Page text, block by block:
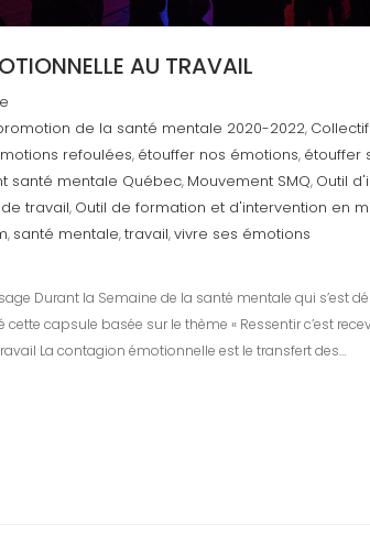
AU TRAVAIL
de la santé mentale 2020-2022,
refoulées, étouffer nos émotions, étouffer
santé mentale Québec, Mouvement SMQ, Outil
travail, Outil de formation et d'intervention en
, santé mentale,travail,vivre ses émotions
Durant la Semaine de la santé mentale qui s’est
capsule basée sur le thème « Ressentir c’est
La contagion émotionnelle est le transfert des…